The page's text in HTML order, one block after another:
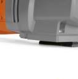
DÉTAILS